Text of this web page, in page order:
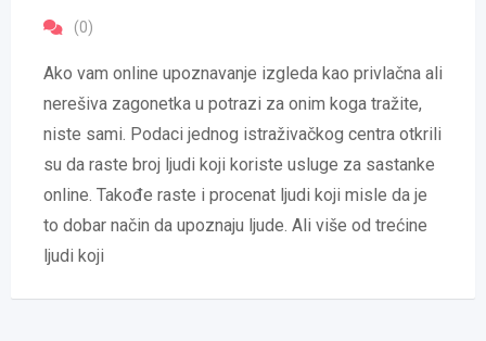
(0)
Ako vam online upoznavanje izgleda kao privlačna ali
nerešiva zagonetka u potrazi za onim koga tražite,
niste sami. Podaci jednog istraživačkog centra otkrili
su da raste broj ljudi koji koriste usluge za sastanke
online. Takođe raste i procenat ljudi koji misle da je
to dobar način da upoznaju ljude. Ali više od trećine
ljudi koji